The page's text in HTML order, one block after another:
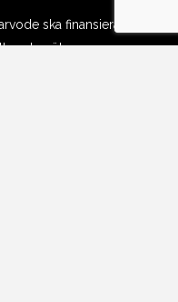
ska finansieras.
undersöka